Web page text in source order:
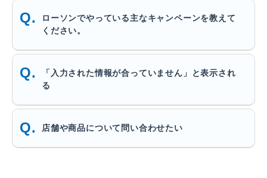
ローソンでやっている主なキャンペーンを教えて
ください。
「入力された情報が合っていません」と表示され
る
店舗や商品について問い合わせたい